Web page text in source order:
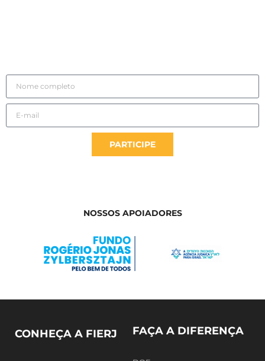
PARTICIPE
NOSSOS APOIADORES
CONHEÇA A FIERJ FAÇA A DIFERENÇA